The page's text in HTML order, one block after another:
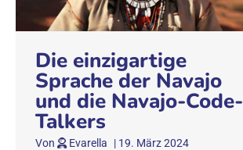
Die einzigartige
Sprache der Navajo
und die Navajo-Code-
Talkers
Von Evarella | 19. März 2024